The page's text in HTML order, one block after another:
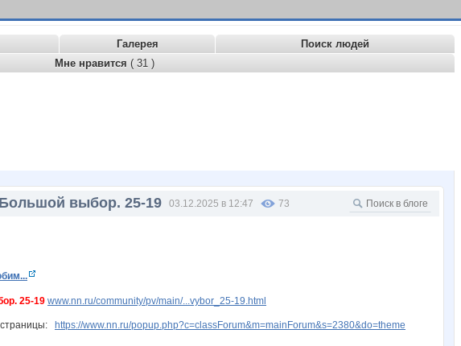
Галерея
Поиск людей
Мне нравится ( 31 )
выбор. 25-19 03.12.2025 в 12:47 73
25-19 www.nn.ru/community/pv/main/...vybor_25-19.html
https://www.nn.ru/popup.php?c=classForum&m=mainForum&s=2380&do=theme